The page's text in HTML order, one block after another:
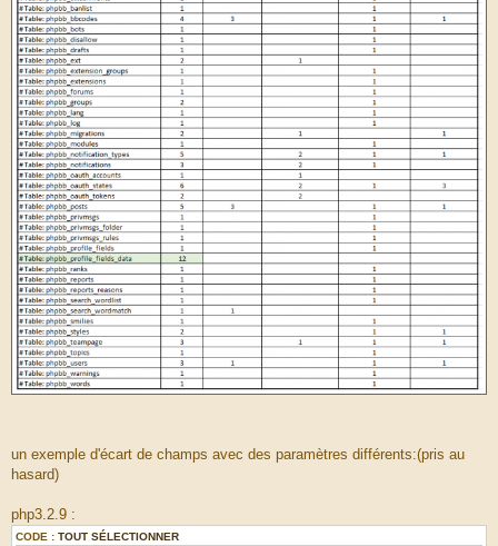
un exemple d'écart de champs avec des paramètres différents:(pris au
hasard)
php3.2.9 :
CODE : TOUT SÉLECTIONNER